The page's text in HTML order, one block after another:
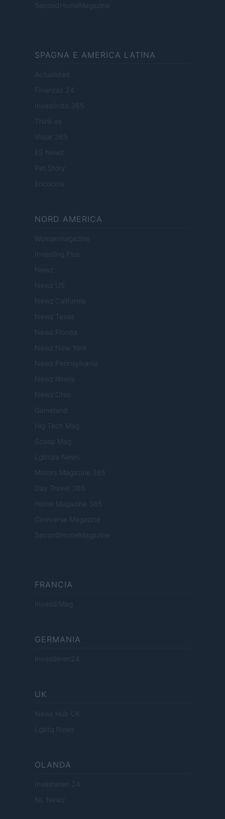
SecondHomeMagazine
SPAGNA E AMERICA LATINA
Actualidad
Finanzas 24
Investindo 365
Think.es
Viajar 365
ES Newz
Pet Story
Encocina
NORD AMERICA
Womanmagazine
Investing Plus
Newz
Newz US
Newz California
Newz Texas
Newz Florida
Newz New York
Newz Pennsylvania
Newz Illinois
Newz Ohio
Gameland
Hig Tech Mag
Scoop Mag
Lgbtqia News
Motors Magazine 365
Day Travel 365
Home Magazine 365
Cineverse Magazine
SecondHomeMagazine
FRANCIA
InvestirMag
GERMANIA
Investieren24
UK
News Hub UK
Lgbtq News
OLANDA
Investeren 24
NL Newz